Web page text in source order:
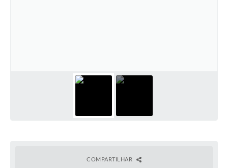
COMPARTILHAR